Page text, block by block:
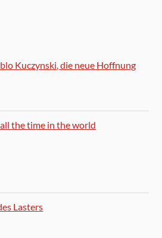
Kuczynski, die neue Hoffnung
the time in the world
Lasters